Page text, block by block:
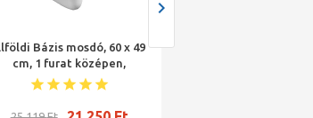
Bázis mosdó, 60 x 49
cm, 1 furat középen,
lehetőség 3 részes
csapszerelvény
elhelyezésére, fehér